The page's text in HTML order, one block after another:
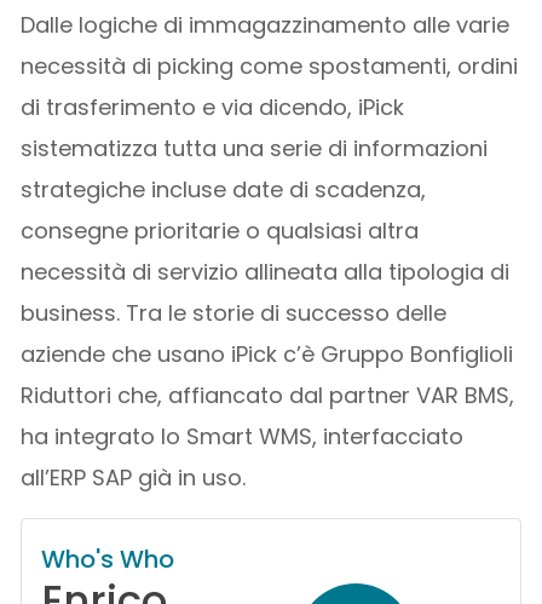
Dalle logiche di immagazzinamento alle varie
necessità di picking come spostamenti, ordini
di trasferimento e via dicendo, iPick
sistematizza tutta una serie di informazioni
strategiche incluse date di scadenza,
consegne prioritarie o qualsiasi altra
necessità di servizio allineata alla tipologia di
business. Tra le storie di successo delle
aziende che usano iPick c’è Gruppo Bonfiglioli
Riduttori che, affiancato dal partner VAR BMS,
ha integrato lo Smart WMS, interfacciato
all’ERP SAP già in uso.
Who's Who